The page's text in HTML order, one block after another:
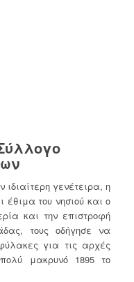
γενέτειρα, η
του νησιού και ο
και την επιστροφή
τους οδήγησε να
για τις αρχές
μακρυνό 1895 το